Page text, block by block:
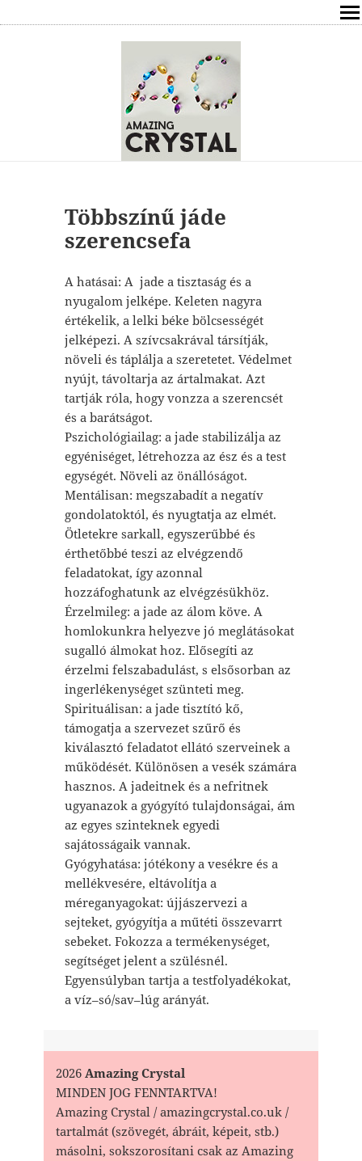
ÍRÁSOK
ÁSVÁNYOK HATÁSAI
ELÉRHETŐSÉG
ONLINE GYÓGYÍTÁS,TANÁCSADÁS
FREE
VÁSÁRLÁS / KOSÁR
Többszínű jáde
szerencsefa
A hatásai: A jade a tisztaság és a
nyugalom jelképe. Keleten nagyra
értékelik, a lelki béke bölcsességét
jelképezi. A szívcsakrával társítják,
növeli és táplálja a szeretetet. Védelmet
nyújt, távoltarja az ártalmakat. Azt
tartják róla, hogy vonzza a szerencsét
és a barátságot.
Pszichológiailag: a jade stabilizálja az
egyéniséget, létrehozza az ész és a test
egységét. Növeli az önállóságot.
Mentálisan: megszabadít a negatív
gondolatoktól, és nyugtatja az elmét.
Ötletekre sarkall, egyszerűbbé és
érthetőbbé teszi az elvégzendő
feladatokat, így azonnal
hozzáfoghatunk az elvégzésükhöz.
Érzelmileg: a jade az álom köve. A
homlokunkra helyezve jó meglátásokat
sugalló álmokat hoz. Elősegíti az
érzelmi felszabadulást, s elsősorban az
ingerlékenységet szünteti meg.
Spirituálisan: a jade tisztító kő,
támogatja a szervezet szűrő és
kiválasztó feladatot ellátó szerveinek a
működését. Különösen a vesék számára
hasznos. A jadeitnek és a nefritnek
ugyanazok a gyógyító tulajdonságai, ám
az egyes szinteknek egyedi
sajátosságaik vannak.
Gyógyhatása: jótékony a vesékre és a
mellékvesére, eltávolítja a
méreganyagokat: újjászervezi a
sejteket, gyógyítja a műtéti összevarrt
sebeket. Fokozza a termékenységet,
segítséget jelent a szülésnél.
Egyensúlyban tartja a testfolyadékokat,
a víz–só/sav–lúg arányát.
2026Amazing Crystal
MINDEN JOG FENNTARTVA!
Amazing Crystal / amazingcrystal.co.uk /
tartalmát (szövegét, ábráit, képeit, stb.)
másolni, sokszorosítani csak az Amazing